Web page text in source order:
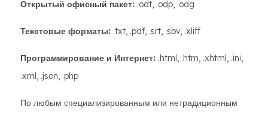
Открытый офисный пакет: .odt, .odp, .odg
Текстовые форматы: .txt, .pdf, .srt, .sbv, .xliff
Программирование и Интернет: .html, .htm, .xhtml, .ini,
.xml, .json, .php
По любым специализированным или нетрадиционным